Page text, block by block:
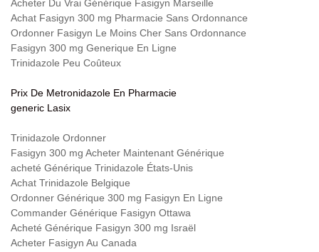
Acheter Du Vrai Générique Fasigyn Marseille
Achat Fasigyn 300 mg Pharmacie Sans Ordonnance
Ordonner Fasigyn Le Moins Cher Sans Ordonnance
Fasigyn 300 mg Generique En Ligne
Trinidazole Peu Coûteux
Prix De Metronidazole En Pharmacie
generic Lasix
Trinidazole Ordonner
Fasigyn 300 mg Acheter Maintenant Générique
acheté Générique Trinidazole États-Unis
Achat Trinidazole Belgique
Ordonner Générique 300 mg Fasigyn En Ligne
Commander Générique Fasigyn Ottawa
Acheté Générique Fasigyn 300 mg Israël
Acheter Fasigyn Au Canada